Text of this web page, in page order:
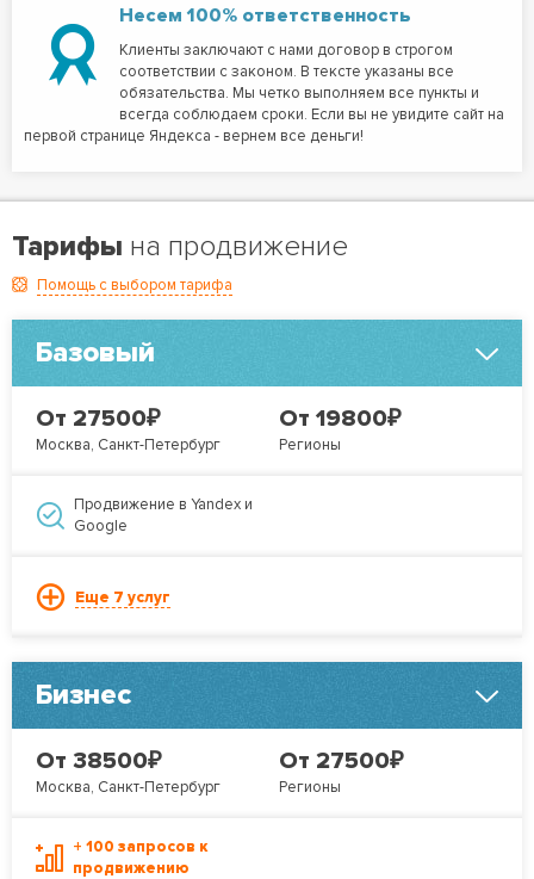
Несем 100% ответственность
Клиенты заключают с нами договор в строгом
соответствии с законом. В тексте указаны все
обязательства. Мы четко выполняем все пункты и
всегда соблюдаем сроки. Если вы не увидите сайт на
первой странице Яндекса - вернем все деньги!
Тарифы на продвижение
Помощь с выбором тарифа
Базовый
От 27500₽
Москва, Санкт-Петербург
От 19800₽
Регионы
Продвижение в Yandex и
Google
Еще 7 услуг
Бизнес
От 38500₽
Москва, Санкт-Петербург
От 27500₽
Регионы
+ 100 запросов к
продвижению